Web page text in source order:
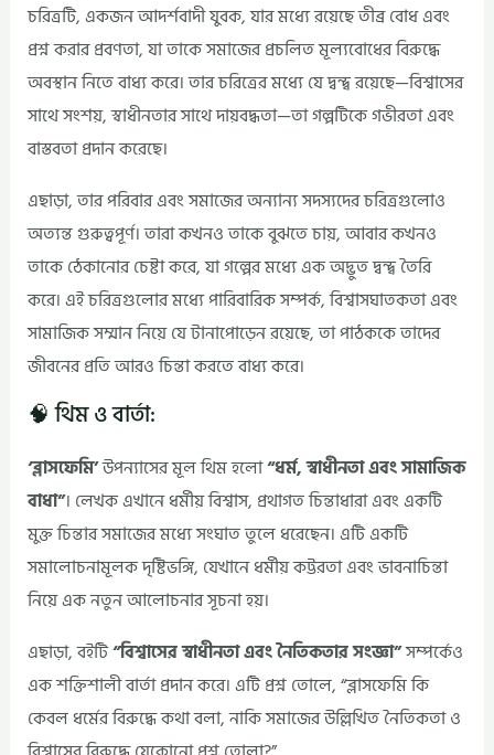
চরিত্রটি, একজন আদর্শবাদী যুবক, যার মধ্যে রয়েছে তীব্র বোধ এবং
প্রশ্ন করার প্রবণতা, যা তাকে সমাজের প্রচলিত মূল্যবোধের বিরুদ্ধে
অবস্থান নিতে বাধ্য করে। তার চরিত্রের মধ্যে যে দ্বন্দ্ব রয়েছে—বিশ্বাসের
সাথে সংশয়, স্বাধীনতার সাথে দায়বদ্ধতা—তা গল্পটিকে গভীরতা এবং
বাস্তবতা প্রদান করেছে।
এছাড়া, তার পরিবার এবং সমাজের অন্যান্য সদস্যদের চরিত্রগুলোও
অত্যন্ত গুরুত্বপূর্ণ। তারা কখনও তাকে বুঝতে চায়, আবার কখনও
তাকে ঠেকানোর চেষ্টা করে, যা গল্পের মধ্যে এক অদ্ভুত দ্বন্দ্ব তৈরি
করে। এই চরিত্রগুলোর মধ্যে পারিবারিক সম্পর্ক, বিশ্বাসঘাতকতা এবং
সামাজিক সম্মান নিয়ে যে টানাপোড়েন রয়েছে, তা পাঠককে তাদের
জীবনের প্রতি আরও চিন্তা করতে বাধ্য করে।
🧠 থিম ও বার্তা:
‘ব্লাসফেমি’উপন্যাসের মূল থিম হলো“ধর্ম, স্বাধীনতা এবং সামাজিক
বাধা”। লেখক এখানে ধর্মীয় বিশ্বাস, প্রথাগত চিন্তাধারা এবং একটি
মুক্ত চিন্তার সমাজের মধ্যে সংঘাত তুলে ধরেছেন। এটি একটি
সমালোচনামূলক দৃষ্টিভঙ্গি, যেখানে ধর্মীয় কট্টরতা এবং ভাবনাচিন্তা
নিয়ে এক নতুন আলোচনার সূচনা হয়।
এছাড়া, বইটি“বিশ্বাসের স্বাধীনতা এবং নৈতিকতার সংজ্ঞা”সম্পর্কেও
এক শক্তিশালী বার্তা প্রদান করে। এটি প্রশ্ন তোলে, “ব্লাসফেমি কি
কেবল ধর্মের বিরুদ্ধে কথা বলা, নাকি সমাজের উল্লিখিত নৈতিকতা ও